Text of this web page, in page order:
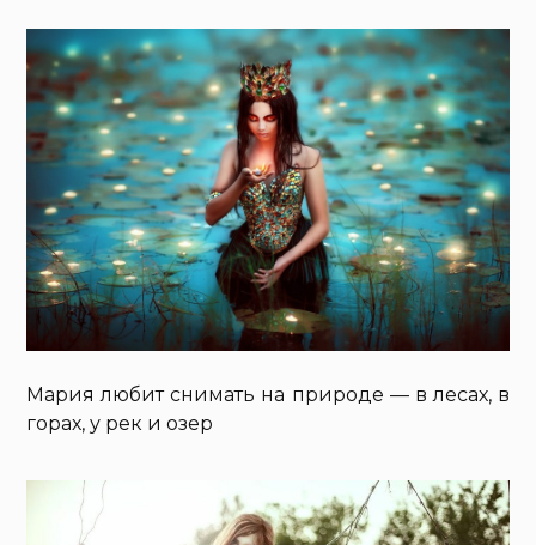
Мария любит снимать на природе — в лесах, в
горах, у рек и озер